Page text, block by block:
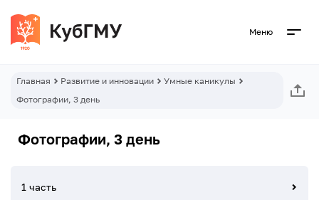
Меню
Главная Развитие и инновации
Умные каникулы
Фотографии, 3 день
Фотографии, 3 день
1 часть